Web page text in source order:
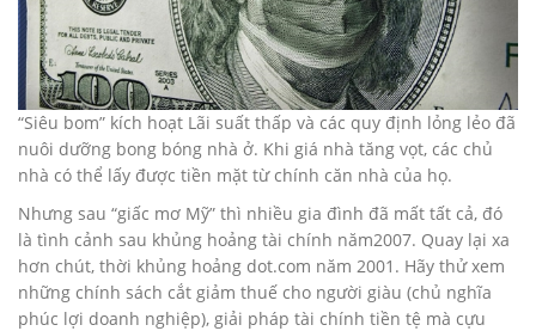
“Siêu bom” kích hoạt Lãi suất thấp và các quy định lỏng lẻo đã
nuôi dưỡng bong bóng nhà ở. Khi giá nhà tăng vọt, các chủ
nhà có thể lấy được tiền mặt từ chính căn nhà của họ.
Nhưng sau “giấc mơ Mỹ” thì nhiều gia đình đã mất tất cả, đó
là tình cảnh sau khủng hoảng tài chính năm2007. Quay lại xa
hơn chút, thời khủng hoảng dot.com năm 2001. Hãy thử xem
những chính sách cắt giảm thuế cho người giàu (chủ nghĩa
phúc lợi doanh nghiệp), giải pháp tài chính tiền tệ mà cựu